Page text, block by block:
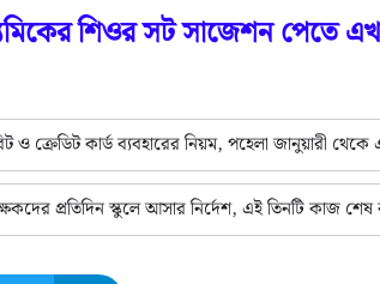
শিওর সট সাজেশন পেতে
কার্ড ব্যবহারের নিয়ম, পহেলা জানুয়ারী থেকে
প্রতিদিন স্কুলে আসার নির্দেশ, এই তিনটি কাজ